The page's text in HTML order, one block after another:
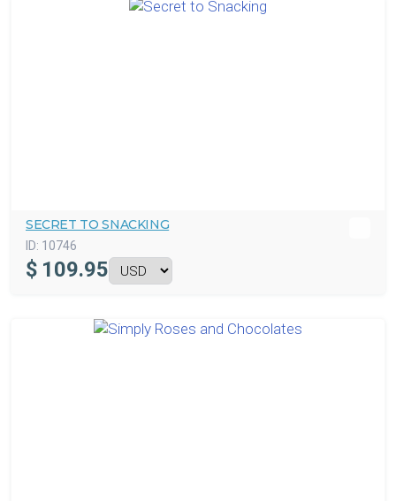
SECRET TO SNACKING
ID: 10746
$ 109.95